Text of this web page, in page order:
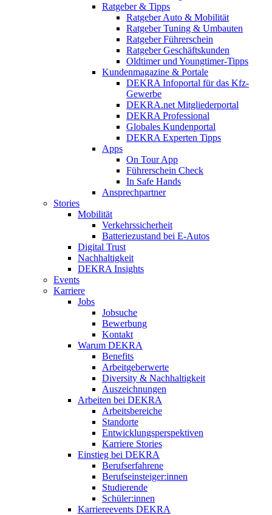
Ratgeber & Tipps
Ratgeber Auto & Mobilität
Ratgeber Tuning & Umbauten
Ratgeber Führerschein
Ratgeber Geschäftskunden
Oldtimer und Youngtimer-Tipps
Kundenmagazine & Portale
DEKRA Infoportal für das Kfz-
Gewerbe
DEKRA.net Mitgliederportal
DEKRA Professional
Globales Kundenportal
DEKRA Experten Tipps
Apps
On Tour App
Führerschein Check
In Safe Hands
Ansprechpartner
Stories
Mobilität
Verkehrssicherheit
Batteriezustand bei E-Autos
Digital Trust
Nachhaltigkeit
DEKRA Insights
Events
Karriere
Jobs
Jobsuche
Bewerbung
Kontakt
Warum DEKRA
Benefits
Arbeitgeberwerte
Diversity & Nachhaltigkeit
Auszeichnungen
Arbeiten bei DEKRA
Arbeitsbereiche
Standorte
Entwicklungsperspektiven
Karriere Stories
Einstieg bei DEKRA
Berufserfahrene
Berufseinsteiger:innen
Studierende
Schüler:innen
Karriereevents DEKRA